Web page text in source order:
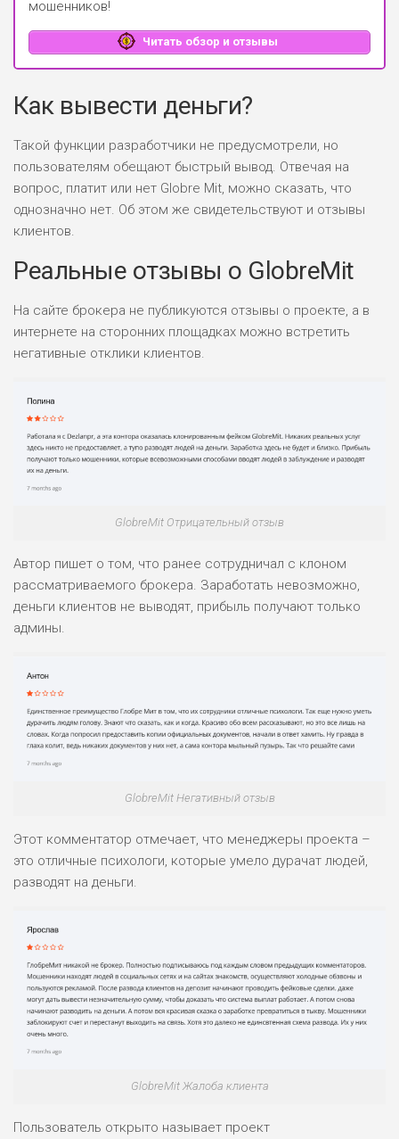
мошенников!
Читать обзор и отзывы
Как вывести деньги?
Такой функции разработчики не предусмотрели, но
пользователям обещают быстрый вывод. Отвечая на
вопрос, платит или нет Globre Mit, можно сказать, что
однозначно нет. Об этом же свидетельствуют и отзывы
клиентов.
Реальные отзывы о GlobreMit
На сайте брокера не публикуются отзывы о проекте, а в
интернете на сторонних площадках можно встретить
негативные отклики клиентов.
GlobreMit Отрицательный отзыв
Автор пишет о том, что ранее сотрудничал с клоном
рассматриваемого брокера. Заработать невозможно,
деньги клиентов не выводят, прибыль получают только
админы.
GlobreMit Негативный отзыв
Этот комментатор отмечает, что менеджеры проекта –
это отличные психологи, которые умело дурачат людей,
разводят на деньги.
GlobreMit Жалоба клиента
Пользователь открыто называет проект